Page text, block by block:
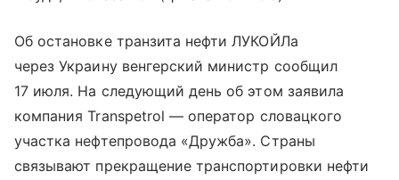
Об остановке транзита нефти ЛУКОЙЛа
через Украину венгерский министр сообщил
17 июля. На следующий день об этом заявила
компания Transpetrol — оператор словацкого
участка нефтепровода «Дружба». Страны
связывают прекращение транспортировки нефти